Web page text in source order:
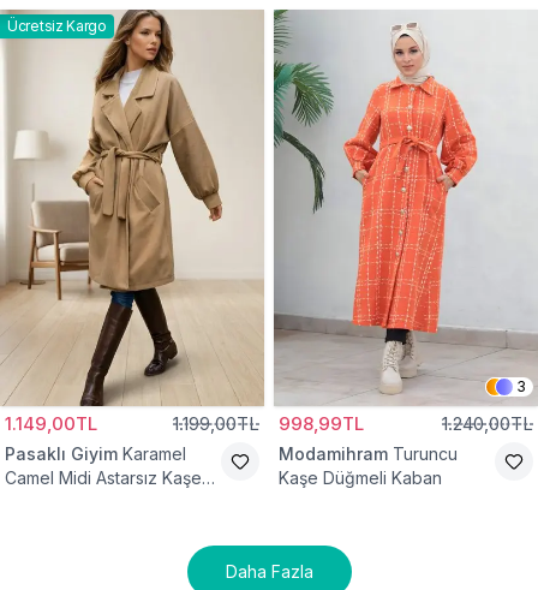
Ücretsiz Kargo
1.149,00TL 1.199,00TL
Pasaklı Giyim Karamel
Camel Midi Astarsız Kaşe
3
998,99TL 1.240,00TL
Modamihram Turuncu
Kaşe Düğmeli Kaban
Daha Fazla